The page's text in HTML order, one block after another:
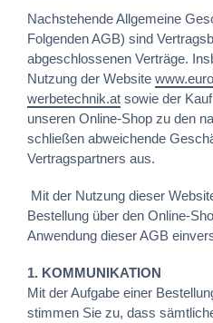
Nachstehende Allgemeine
Folgenden AGB) sind
abgeschlossenen Verträge.
Nutzung der Website
werbetechnik.at sowie der
unseren Online-Shop zu den
schließen abweichende
Vertragspartners aus.
Mit der Nutzung dieser
Bestellung über den Online-
Anwendung dieser AGB
1. KOMMUNIKATION
Mit der Aufgabe einer
stimmen Sie zu, dass